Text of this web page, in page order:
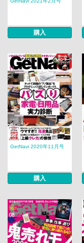
購入
GetNavi 2020年11月号
購入